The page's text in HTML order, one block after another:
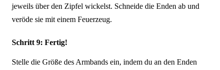
jeweils über den Zipfel wickelst. Schneide die Enden ab und
veröde sie mit einem Feuerzeug.
Schritt 9: Fertig!
Stelle die Größe des Armbands ein, indem du an den Enden